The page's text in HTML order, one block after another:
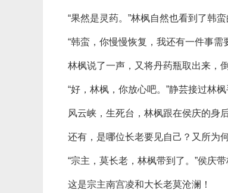
“果然是灵药。”林枫自然也看到了韩
“韩蛮，你慢慢恢复，我还有一件事需
林枫说了一声，又将丹药瓶取出来，
“好，林枫，你放心吧。”静芸接过林
风云峡，生死台，林枫跟在侯庆的身
还有，是哪位长老要见自己？又所为
“宗主，莫长老，林枫带到了。”侯庆
这是宗主南宫凌和大长老莫沧澜！